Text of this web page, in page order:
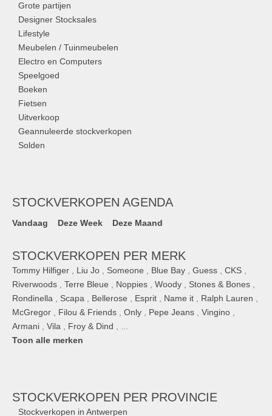
Grote partijen
Designer Stocksales
Lifestyle
Meubelen / Tuinmeubelen
Electro en Computers
Speelgoed
Boeken
Fietsen
Uitverkoop
Geannuleerde stockverkopen
Solden
STOCKVERKOPEN AGENDA
Vandaag Deze Week Deze Maand
STOCKVERKOPEN PER MERK
Tommy Hilfiger Liu Jo Someone Blue Bay Guess CKS
Riverwoods
Terre Bleue Noppies Woody Stones & Bones
Rondinella
Scapa Bellerose Esprit Name it Ralph Lauren
McGregor
Filou & Friends Only Pepe Jeans Vingino
Armani
Vila Froy & Dind
Toon alle merken
STOCKVERKOPEN PER PROVINCIE
Stockverkopen in Antwerpen